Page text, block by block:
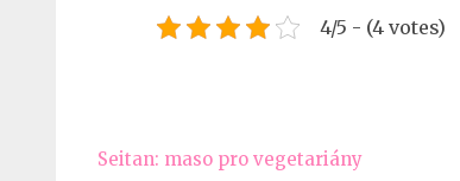
4/5 - (4 votes)
Navigace
Seitan: maso pro vegetariány